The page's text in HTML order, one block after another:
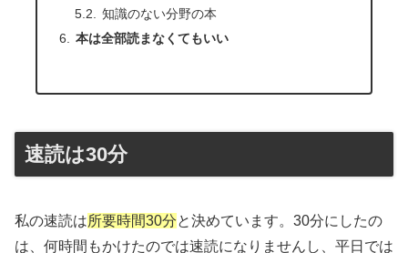
知識のない分野の本
本は全部読まなくてもいい
速読は30分
私の速読は所要時間30分と決めています。30分にしたの
は、何時間もかけたのでは速読になりませんし、平日では